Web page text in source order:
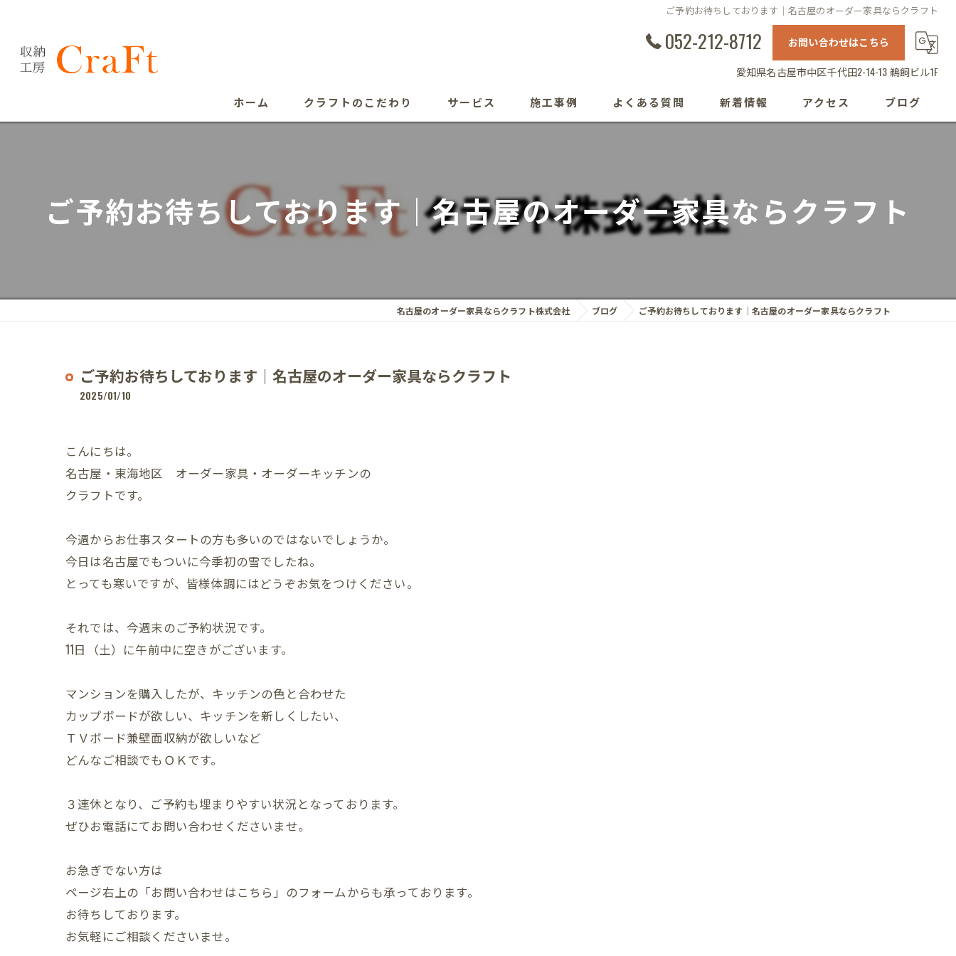
ご予約お待ちしております｜名古屋のオーダー家具ならクラフト
052-212-8712
お問い合わせはこちら
愛知県名古屋市中区千代田2-14-13 鵜飼ビル1F
ホーム クラフトのこだわり サービス 施工事例 よくある質問 新着情報 アクセス ブログ
ご予約お待ちしております｜名古屋のオーダー家具ならクラフト
名古屋のオーダー家具ならクラフト株式会社 ブログ ご予約お待ちしております｜名古屋のオーダー家具ならクラフト
ご予約お待ちしております｜名古屋のオーダー家具ならクラフト
2025/01/10
こんにちは。
名古屋・東海地区 オーダー家具・オーダーキッチンの
クラフトです。
今週からお仕事スタートの方も多いのではないでしょうか。
今日は名古屋でもついに今季初の雪でしたね。
とっても寒いですが、皆様体調にはどうぞお気をつけください。
それでは、今週末のご予約状況です。
11日（土）に午前中に空きがございます。
マンションを購入したが、キッチンの色と合わせた
カップボードが欲しい、キッチンを新しくしたい、
ＴＶボード兼壁面収納が欲しいなど
どんなご相談でもＯＫです。
３連休となり、ご予約も埋まりやすい状況となっております。
ぜひお電話にてお問い合わせくださいませ。
お急ぎでない方は
ページ右上の「お問い合わせはこちら」のフォームからも承っております。
お待ちしております。
お気軽にご相談くださいませ。